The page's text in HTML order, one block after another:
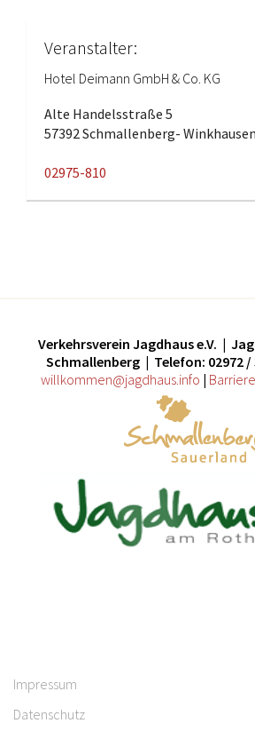
Veranstalter:
Hotel Deimann GmbH & Co. KG
Alte Handelsstraße 5
57392 Schmallenberg- Winkhausen
02975-810
Verkehrsverein Jagdhaus e.V. |
Schmallenberg | Telefon: 02972 /
willkommen@jagdhaus.info |
Impressum
Datenschutz